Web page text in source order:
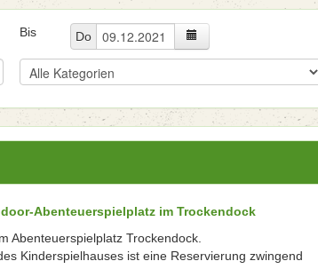
Bis Do
Abenteuerspielplatz im Trockendock
Abenteuerspielplatz Trockendock.
Kinderspielhauses ist eine Reservierung zwingend